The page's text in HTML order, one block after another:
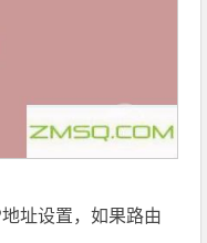
址设置，如果路由